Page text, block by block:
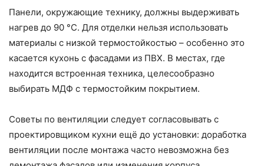
Панели, окружающие технику, должны выдерживать
нагрев до 90 °C. Для отделки нельзя использовать
материалы с низкой термостойкостью – особенно это
касается кухонь с фасадами из ПВХ. В местах, где
находится встроенная техника, целесообразно
выбирать МДФ с термостойким покрытием.
Советы по вентиляции следует согласовывать с
проектировщиком кухни ещё до установки: доработка
вентиляции после монтажа часто невозможна без